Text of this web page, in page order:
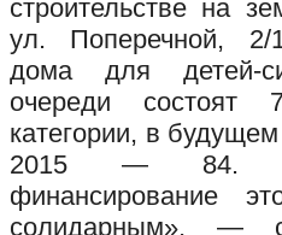
строительстве на
ул. Поперечной, 2/1
дома для детей-
очереди состоят
категории, в
2015 — 84.
финансирование
солидарным», —